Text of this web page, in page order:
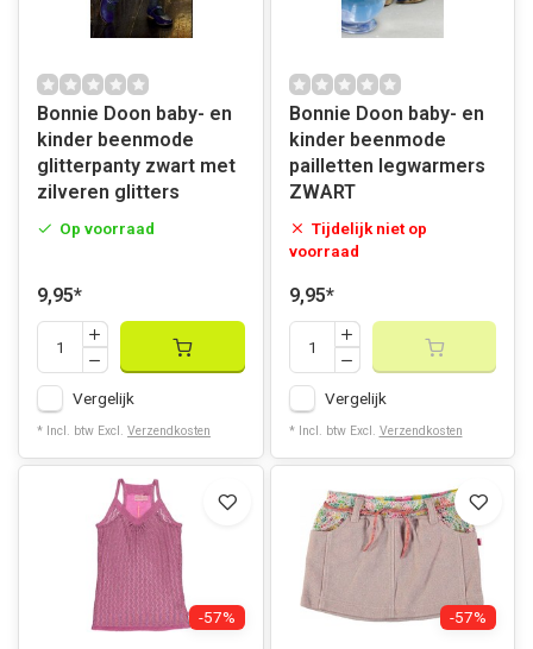
Bonnie Doon baby- en
kinder beenmode
glitterpanty zwart met
zilveren glitters
Op voorraad
9,95*
Vergelijk
* Incl. btw Excl. Verzendkosten
Bonnie Doon baby- en
kinder beenmode
pailletten legwarmers
ZWART
Tijdelijk niet op
voorraad
9,95*
Vergelijk
* Incl. btw Excl. Verzendkosten
-57% -57%